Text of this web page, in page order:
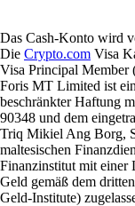
Das Cash-Konto wird
Die Crypto.com Visa
Visa Principal Member
Foris MT Limited ist
beschränkter Haftung
90348 und dem
Triq Mikiel Ang Borg,
maltesischen
Finanzinstitut mit einer
Geld gemäß dem
Geld-Institute)